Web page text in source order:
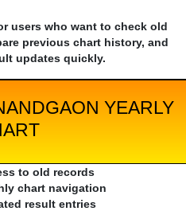
users who want to check old
previous chart history, and
updates quickly.
YEARLY
to old records
chart navigation
result entries